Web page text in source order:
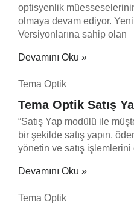
optisyenlik
olmaya devam ediyor.
Versiyonlarına sahip olan
Devamını Oku »
Tema Optik
Tema Optik Satış
“Satış Yap modülü ile
bir şekilde satış yapın,
yönetin ve satış işlemlerini
Devamını Oku »
Tema Optik